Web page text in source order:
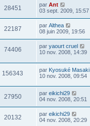
28451 par Ant
03 sept. 2009, 15:57
22187 par Althea
08 juin 2009, 19:56
74406 par yaourt cruel
10 nov. 2008, 14:39
156343 par Kyosuké Masaki
10 nov. 2008, 09:54
27950 par eikichi29
04 nov. 2008, 20:51
20132 par eikichi29
04 nov. 2008, 20:29